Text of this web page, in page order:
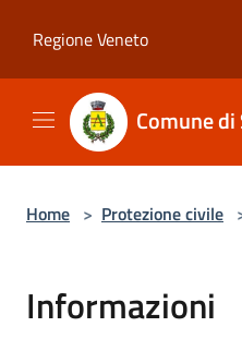
Regione Veneto
Comune
Home > Protezione civile
Informazioni